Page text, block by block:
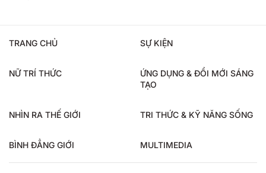
TRANG CHỦ SỰ KIỆN
NỮ TRÍ THỨC
ỨNG DỤNG & ĐỔI MỚI SÁNG
TẠO
NHÌN RA THẾ GIỚI TRI THỨC & KỸ NĂNG SỐNG
BÌNH ĐẲNG GIỚI MULTIMEDIA